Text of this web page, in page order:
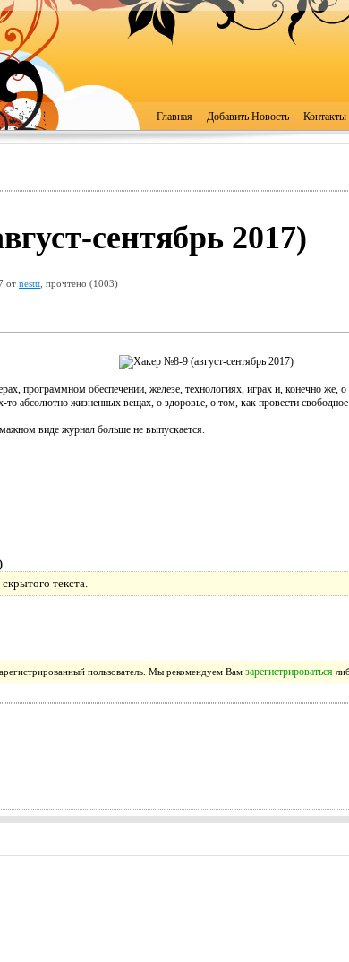
Главная Добавить Новость Контакты
сентябрь 2017)
от nesttt , прочтено (1003)
программном обеспечении, железе, технологиях, играх и, конечно же,
абсолютно жизненных вещах, о здоровье, о том, как провести
виде журнал больше не выпускается.
текста.
пользователь. Мы рекомендуем Вам зарегистрироваться